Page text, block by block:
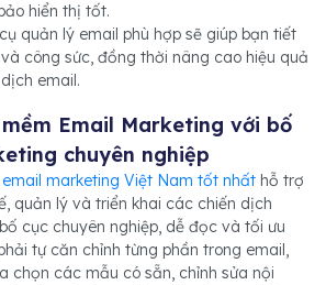
hiển thị tốt.
quản lý email phù hợp sẽ giúp bạn tiết
công sức, đồng thời nâng cao hiệu quả
email.
Email Marketing với bố
chuyên nghiệp
email marketing Việt Nam tốt nhất hỗ trợ
quản lý và triển khai các chiến dịch
cục chuyên nghiệp, dễ đọc và tối ưu
tự căn chỉnh từng phần trong email,
chọn các mẫu có sẵn, chỉnh sửa nội